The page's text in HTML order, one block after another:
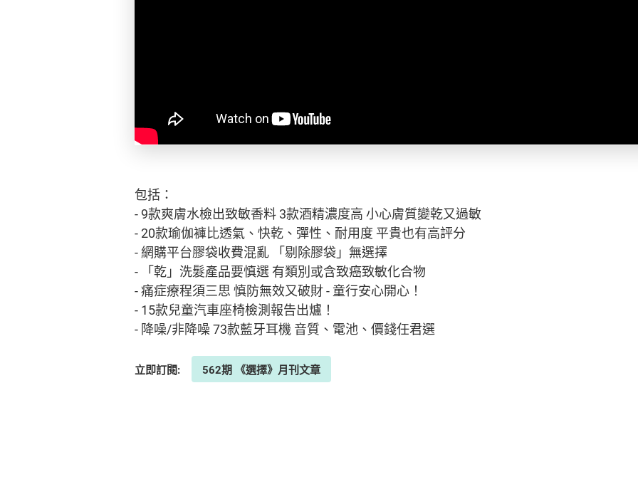
包括：
- 9款爽膚水檢出致敏香料 3款酒精濃度高 小心膚質變乾又過敏
- 20款瑜伽褲比透氣、快乾、彈性、耐用度 平貴也有高評分
- 網購平台膠袋收費混亂 「剔除膠袋」無選擇
- 「乾」洗髮產品要慎選 有類別或含致癌致敏化合物
- 痛症療程須三思 慎防無效又破財 - 童行安心開心！
- 15款兒童汽車座椅檢測報告出爐！
- 降噪/非降噪 73款藍牙耳機 音質、電池、價錢任君選
立即訂閱: 562期 《選擇》月刊文章